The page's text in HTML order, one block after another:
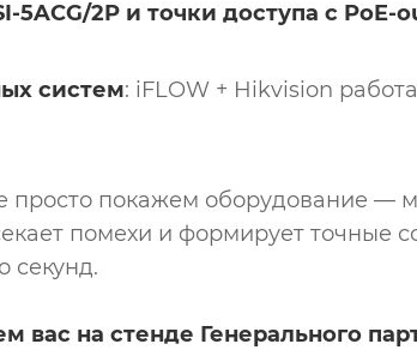
5ACG/2P и точки доступа с PoE-
систем: iFLOW + Hikvision
просто покажем оборудование —
помехи и формирует точные
секунд.
вас на стенде Генерального